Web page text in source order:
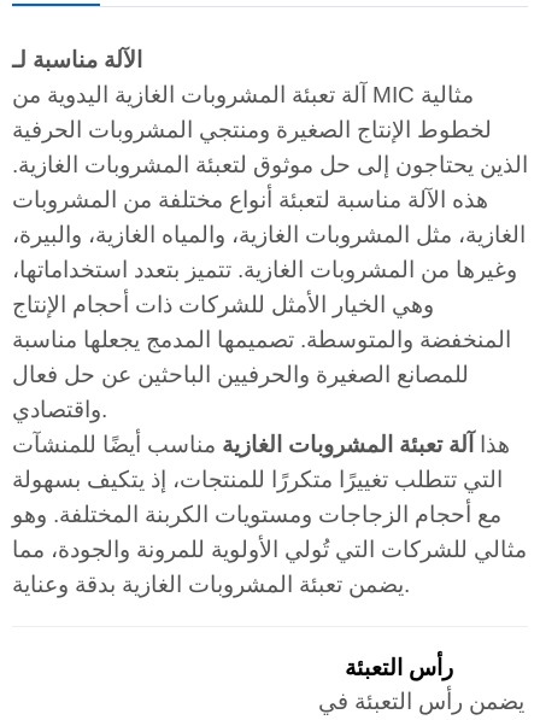
الآلة مناسبة لـ
آلة تعبئة المشروبات الغازية اليدوية من MIC مثالية
لخطوط الإنتاج الصغيرة ومنتجي المشروبات الحرفية
الذين يحتاجون إلى حل موثوق لتعبئة المشروبات الغازية.
هذه الآلة مناسبة لتعبئة أنواع مختلفة من المشروبات
الغازية، مثل المشروبات الغازية، والمياه الغازية، والبيرة،
وغيرها من المشروبات الغازية. تتميز بتعدد استخداماتها،
وهي الخيار الأمثل للشركات ذات أحجام الإنتاج
المنخفضة والمتوسطة. تصميمها المدمج يجعلها مناسبة
للمصانع الصغيرة والحرفيين الباحثين عن حل فعال
واقتصادي.
هذا
آلة تعبئة المشروبات الغازية مناسب أيضًا للمنشآت
التي تتطلب تغييرًا متكررًا للمنتجات، إذ يتكيف بسهولة
مع أحجام الزجاجات ومستويات الكربنة المختلفة. وهو
مثالي للشركات التي تُولي الأولوية للمرونة والجودة، مما
يضمن تعبئة المشروبات الغازية بدقة وعناية.
رأس التعبئة
يضمن رأس التعبئة في